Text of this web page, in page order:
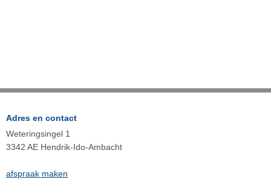
Adres en contact
Weteringsingel 1
3342 AE Hendrik-Ido-Ambacht
afspraak maken